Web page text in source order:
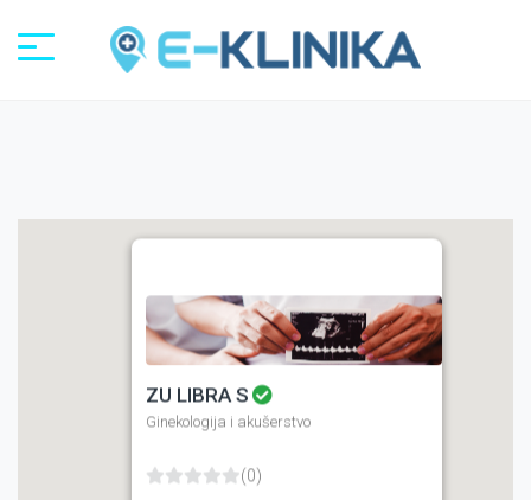
Registracija
ZU LIBRA S
Ginekologija i akušerstvo
(0)